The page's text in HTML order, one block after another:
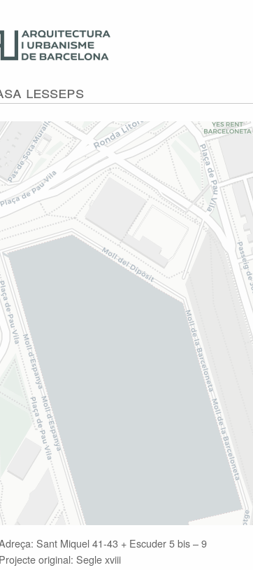
Lesseps
Sant Miquel 41-43 + Escuder 5 bis – 9
Projecte original: Segle xviii